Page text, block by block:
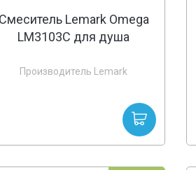
Смеситель Lemark Omega
LM3103C для душа
Производитель Lemark